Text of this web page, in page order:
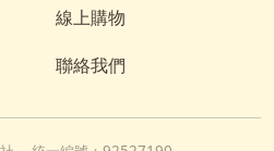
線上購物
聯絡我們